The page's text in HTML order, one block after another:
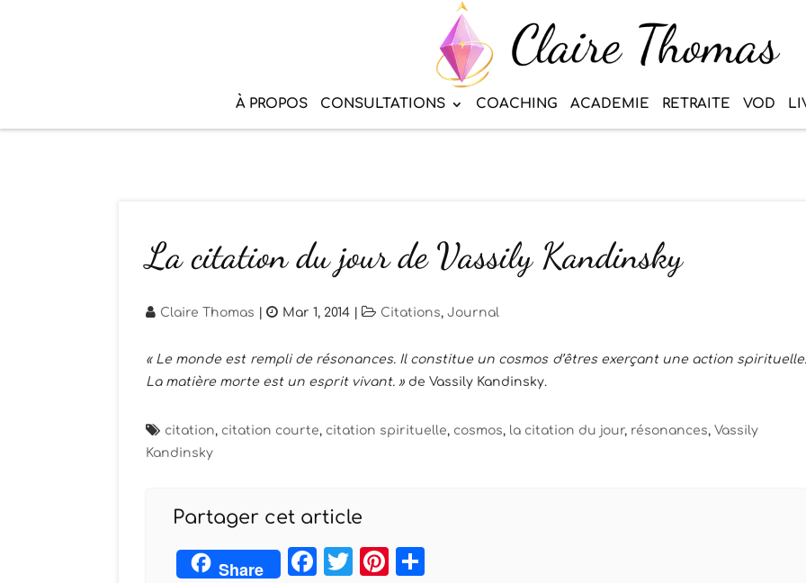
À PROPOS CONSULTATIONS COACHING ACADEMIE RETRAITE VOD
La citation du jour de Vassily Kandinsky
Claire Thomas Mar 1, 2014 Citations, Journal
« Le monde est rempli de résonances. Il constitue un cosmos d’êtres exerçant une action spirituelle.
La matière morte est un esprit vivant. » de Vassily Kandinsky.
citation, citation courte, citation spirituelle, cosmos, la citation du jour, résonances, Vassily
Kandinsky
Partager cet article
Share Facebook
TwitterPinterest